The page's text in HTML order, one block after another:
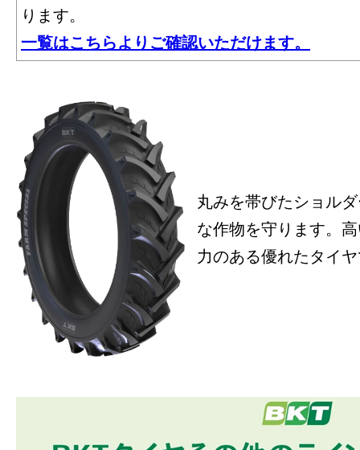
ります。
一覧はこちらよりご確認いただけます。
丸みを帯びたショル
な作物を守ります。
力のある優れたタイ